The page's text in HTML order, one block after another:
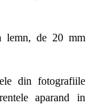
lemn, de 20 mm
din fotografiile
aparand in